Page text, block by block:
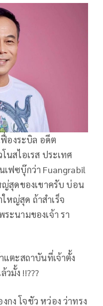
องระบิล อดีต
นสไอเรส ประเทศ
เฟซบุ๊กว่า Fuangrabil
สุดของเขาครับ บ่อน
หญ่สุด ถ้าสำเร็จ
ะนามของเจ้า รา
แตะสถาบันที่เจ้าตั้ง
มั้ง !!???
ง โจชัว หว่อง ว่าทรง